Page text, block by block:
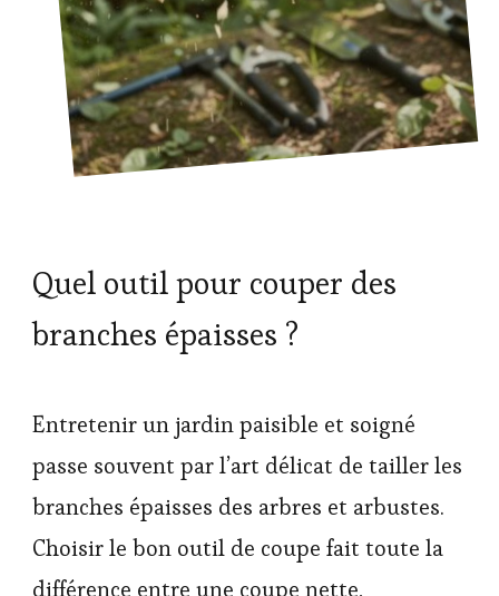
Quel outil pour couper des
branches épaisses ?
Entretenir un jardin paisible et soigné
passe souvent par l’art délicat de tailler les
branches épaisses des arbres et arbustes.
Choisir le bon outil de coupe fait toute la
différence entre une coupe nette,